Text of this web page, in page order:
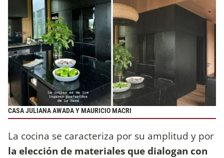
CASA JULIANA AWADA Y MAURICIO MACRI
La cocina se caracteriza por su amplitud y por
la elección de materiales que dialogan con